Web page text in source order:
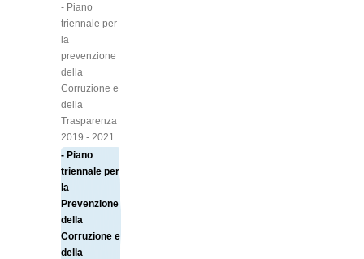
- Piano
triennale per
la
prevenzione
della
Corruzione e
della
Trasparenza
2019 - 2021
- Piano
triennale per
la
Prevenzione
della
Corruzione e
della